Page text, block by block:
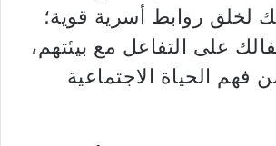
لخلق روابط أسرية قوية؛
على التفاعل مع بيئتهم،
فهم الحياة الاجتماعية